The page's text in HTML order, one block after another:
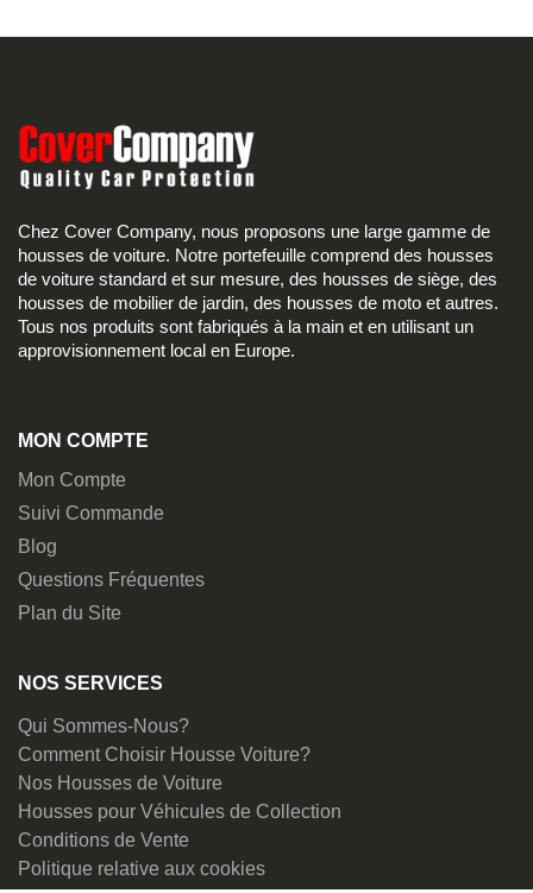
Chez Cover Company, nous proposons une large gamme de
housses de voiture. Notre portefeuille comprend des housses
de voiture standard et sur mesure, des housses de siège, des
housses de mobilier de jardin, des housses de moto et autres.
Tous nos produits sont fabriqués à la main et en utilisant un
approvisionnement local en Europe.
MON COMPTE
Mon Compte
Suivi Commande
Blog
Questions Fréquentes
Plan du Site
NOS SERVICES
Qui Sommes-Nous?
Comment Choisir Housse Voiture?
Nos Housses de Voiture
Housses pour Véhicules de Collection
Conditions de Vente
Politique relative aux cookies